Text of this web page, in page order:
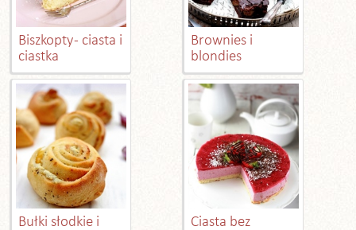
Biszkopty - ciasta i
ciastka
Brownies i
blondies
Bułki słodkie i
Ciasta bez